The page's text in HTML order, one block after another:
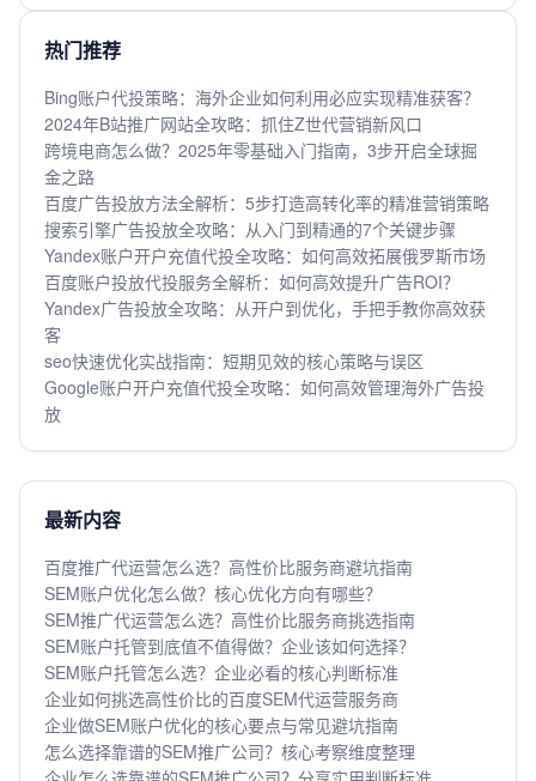
热门推荐
Bing账户代投策略：海外企业如何利用必应实现精准获客？
2024年B站推广网站全攻略：抓住Z世代营销新风口
跨境电商怎么做？2025年零基础入门指南，3步开启全球掘
金之路
百度广告投放方法全解析：5步打造高转化率的精准营销策略
搜索引擎广告投放全攻略：从入门到精通的7个关键步骤
Yandex账户开户充值代投全攻略：如何高效拓展俄罗斯市场
百度账户投放代投服务全解析：如何高效提升广告ROI？
Yandex广告投放全攻略：从开户到优化，手把手教你高效获
客
seo快速优化实战指南：短期见效的核心策略与误区
Google账户开户充值代投全攻略：如何高效管理海外广告投
放
最新内容
百度推广代运营怎么选？高性价比服务商避坑指南
SEM账户优化怎么做？核心优化方向有哪些？
SEM推广代运营怎么选？高性价比服务商挑选指南
SEM账户托管到底值不值得做？企业该如何选择？
SEM账户托管怎么选？企业必看的核心判断标准
企业如何挑选高性价比的百度SEM代运营服务商
企业做SEM账户优化的核心要点与常见避坑指南
怎么选择靠谱的SEM推广公司？核心考察维度整理